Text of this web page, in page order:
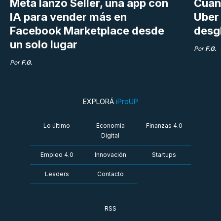
Meta lanzó Seller, una app con
IA para vender más en
Facebook Marketplace desde
un solo lugar
Por F.G.
Por F.G.
EXPLORÁ iProUP
Lo último
Economía
Digital
Finanzas 4.0
Empleo 4.0 Innovación Startups
Leaders Contacto
RSS